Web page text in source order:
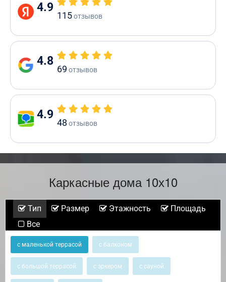
4.9
115отзывов
4.8
69 отзывов
4.9
48 отзывов
Каркасные дома 10х10
Тип Размер Этажность
Площадь
Все
с маленькой террасой с балконом
с большой террасой с эркером с сауной